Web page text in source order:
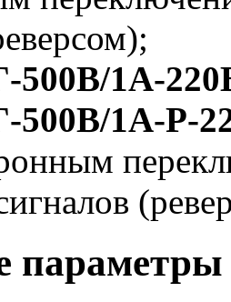
1А-
1А-Р-
параметры